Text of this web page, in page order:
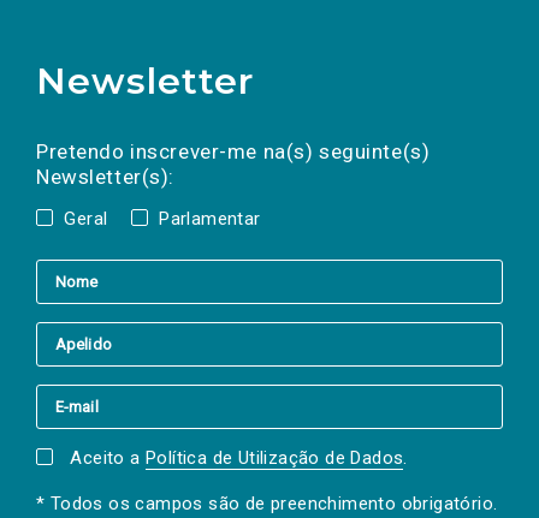
Newsletter
Pretendo inscrever-me na(s) seguinte(s)
Newsletter(s):
Geral Parlamentar
a(s) newsletter(s).
mail
Aceito a Política de Utilização de Dados.
* Todos os campos são de preenchimento obrigatório.